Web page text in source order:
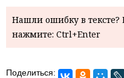
Нашли ошибку в
нажмите: Ctrl+Enter
Поделиться: